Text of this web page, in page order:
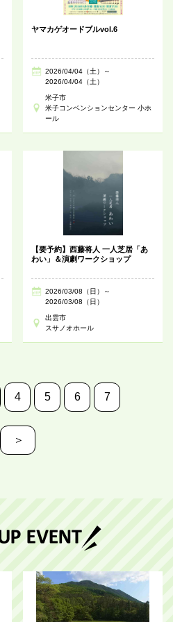
ヤマカゲオードブルvol.6
2026/04/04（土）～
2026/04/04（土）
米子市
米子コンベンションセンター 小ホ
ール
【要予約】西藤将人 一人芝居「あ
わい」＆演劇ワークショップ
2026/03/08（日）～
2026/03/08（日）
出雲市
スサノオホール
4 5 6 7
＞